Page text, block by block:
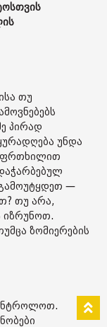
თუ
პირად
უნდა
—
თუ არა,
იზრუნოთ.
ზომიერების